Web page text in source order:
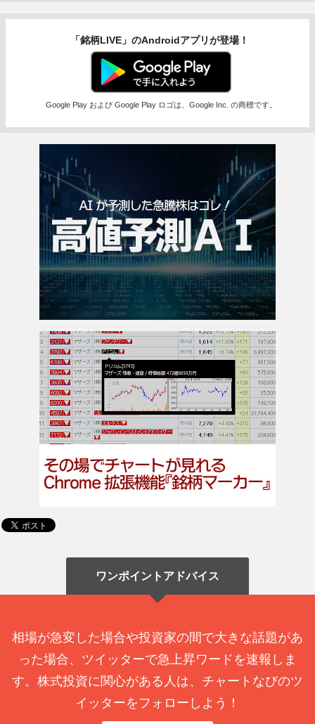
「銘柄LIVE」のAndroidアプリが登場！
Google Play および Google Play ロゴは、Google Inc. の商標です。
ワンポイントアドバイス
相場が急変した場合や投資家の間で大きな話題があ
った場合、ツイッターで急上昇ワードを速報しま
す。株式投資に関心がある人は、チャートなびのツ
イッターをフォローしよう！